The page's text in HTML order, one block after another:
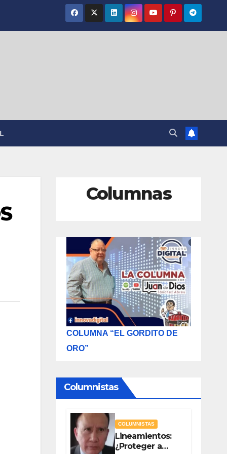
Columnas
COLUMNA “EL GORDITO DE
ORO”
Columnistas
COLUMNISTAS
Lineamientos:
¿Proteger a